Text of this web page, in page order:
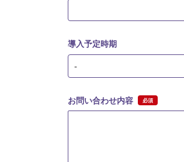
導入予定時期
-
お問い合わせ内容